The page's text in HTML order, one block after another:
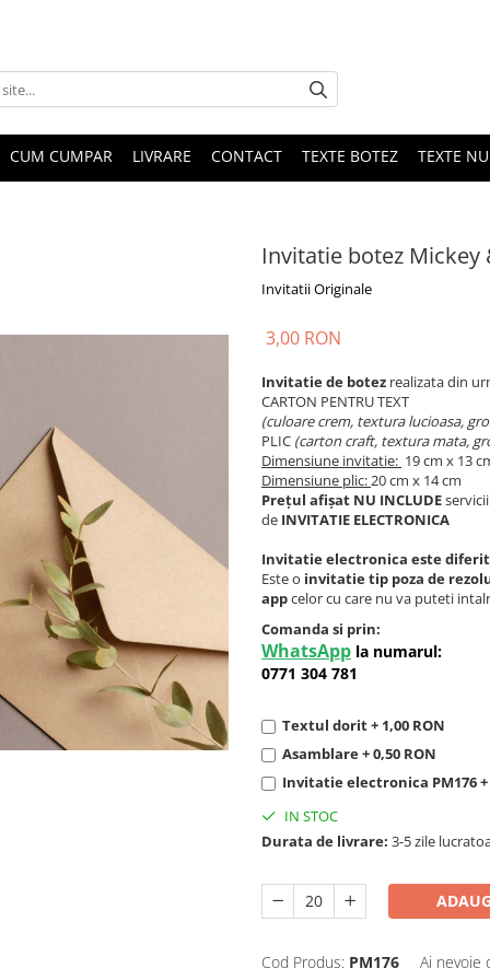
CUM CUMPAR LIVRARE CONTACT TEXTE BOTEZ TEXTE
Invitatie botez Mickey
Invitatii Originale
3,00 RON
Invitatie de botez realizata din
CARTON PENTRU TEXT
(culoare crem, textura lucioasa,
PLIC (carton craft, textura mata,
Dimensiune invitatie: 19 cm x 13
Dimensiune plic:20 cm x 14 cm
Prețul afișat NU INCLUDE
de INVITATIE ELECTRONICA
Invitatie electronica este
Este o invitatie tip poza de
appcelor cu care nu va puteti
Comanda si prin:
WhatsApp la numarul:
0771 304 781
Textul dorit + 1,00 RON
Asamblare + 0,50 RON
Invitatie electronica PM176 +
IN STOC
Durata de livrare: 3-5 zile
Cod Produs: PM176 Ai nevoie